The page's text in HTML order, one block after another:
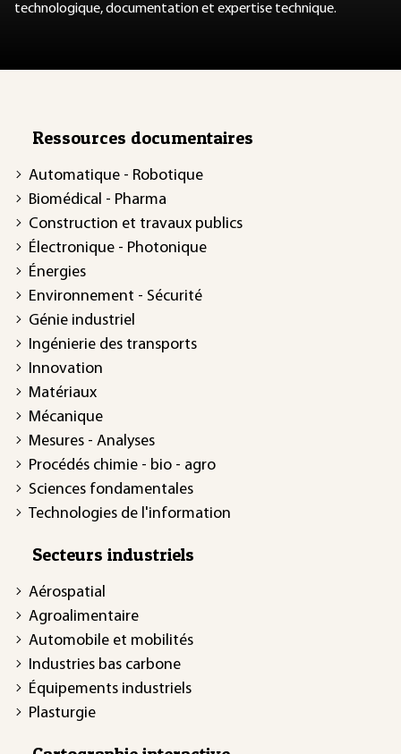
technologique, documentation et expertise technique.
Ressources documentaires
Automatique - Robotique
Biomédical - Pharma
Construction et travaux publics
Électronique - Photonique
Énergies
Environnement - Sécurité
Génie industriel
Ingénierie des transports
Innovation
Matériaux
Mécanique
Mesures - Analyses
Procédés chimie - bio - agro
Sciences fondamentales
Technologies de l'information
Secteurs industriels
Aérospatial
Agroalimentaire
Automobile et mobilités
Industries bas carbone
Équipements industriels
Plasturgie